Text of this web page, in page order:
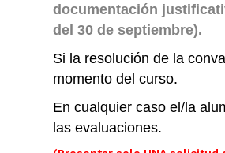
documentación
del 30 de septiembre).
Si la resolución de la
momento del curso.
En cualquier caso el/la
las evaluaciones.